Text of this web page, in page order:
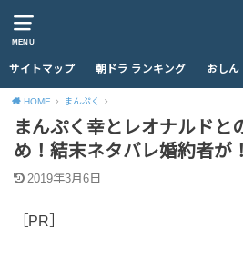
MENU
サイトマップ 朝ドラ ランキング おしん
HOME まんぷく
まんぷく幸とレオナルドと
め！結末ネタバレ婚約者が！
2019年3月6日
［PR］